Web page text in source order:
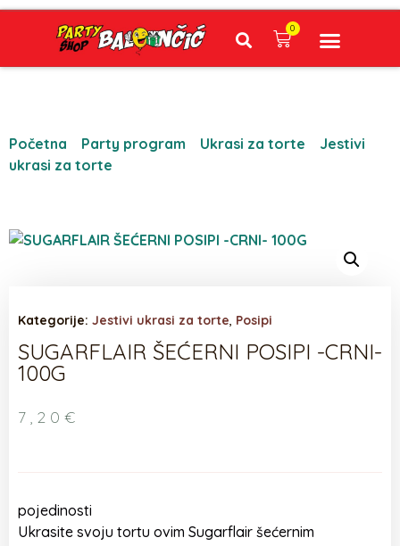
0
Početna Party program Ukrasi za torte
Jestivi
ukrasi za torte
Kategorije: Jestivi ukrasi za torte, Posipi
SUGARFLAIR ŠEĆERNI POSIPI -CRNI-
100G
7,20 €
pojedinosti
Ukrasite svoju tortu ovim Sugarflair šećernim